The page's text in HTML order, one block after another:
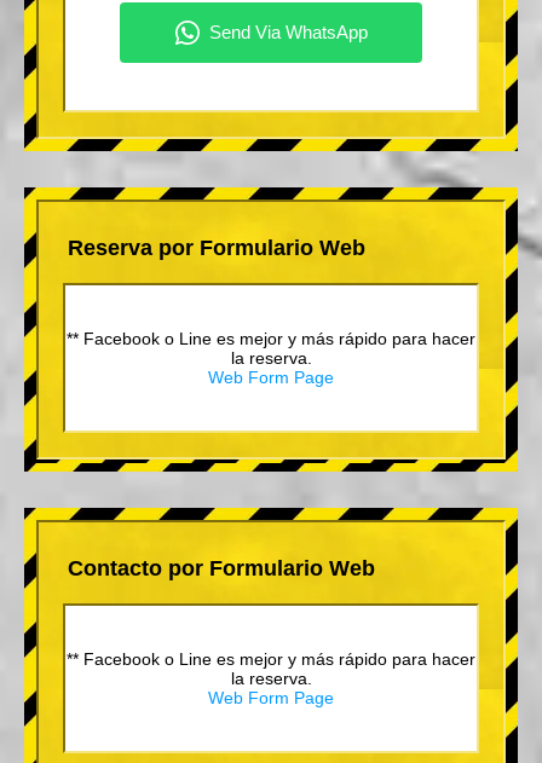
Reserva por Formulario Web
** Facebook o Line es mejor y más rápido para hacer
la reserva.
Web Form Page
Contacto por Formulario Web
** Facebook o Line es mejor y más rápido para hacer
la reserva.
Web Form Page